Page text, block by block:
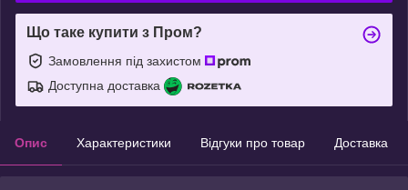
Що таке купити з Пром?
Замовлення під захистом
Доступна доставка
Опис Характеристики Відгуки про товар Доставка